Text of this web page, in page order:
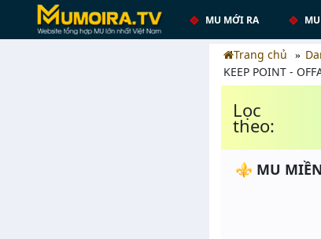
MU MỚI RA
Trang chủ
KEEP POINT -
Lọc
theo:
⚜️ MU MIỀN